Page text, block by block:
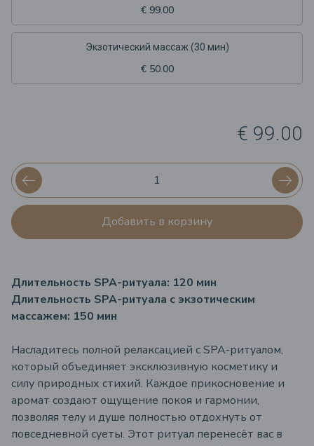
€ 99.00
Экзотический массаж (30 мин)
€ 50.00
€ 99.00
Добавить в корзину
Длительность SPA-ритуала: 120 мин
Длительность SPA-ритуала с экзотическим
массажем: 150 мин
Насладитесь полной релаксацией с SPA-ритуалом,
который объединяет эксклюзивную косметику и
силу природных стихий. Каждое прикосновение и
аромат создают ощущение покоя и гармонии,
позволяя телу и душе полностью отдохнуть от
повседневной суеты. Этот ритуал перенесёт вас в